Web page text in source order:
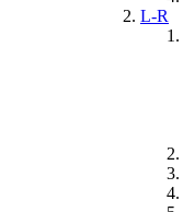
L-R